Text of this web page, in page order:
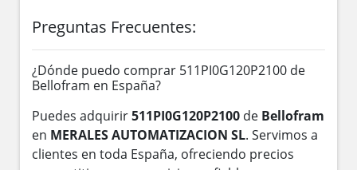
Preguntas Frecuentes:
¿Dónde puedo comprar 511PI0G120P2100 de
Bellofram en España?
Puedes adquirir511PI0G120P2100 de Bellofram
en MERALES AUTOMATIZACION SL. Servimos a
clientes en toda España, ofreciendo precios